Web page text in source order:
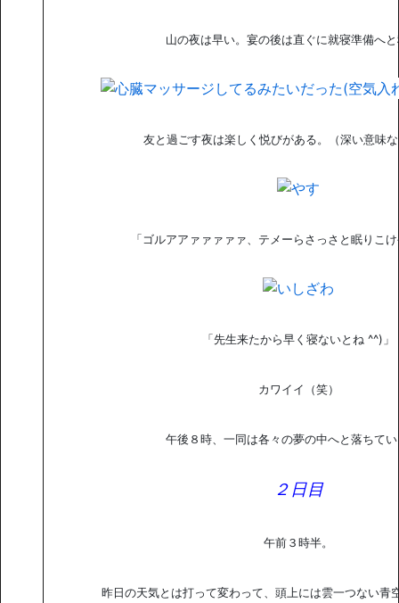
山の夜は早い。宴の後は直ぐに就寝準備へ
友と過ごす夜は楽しく悦びがある。（深い意味
「ゴルアアァァァァァ、テメーらさっさと眠りこ
「先生来たから早く寝ないとね ^^)」
カワイイ（笑）
午後８時、一同は各々の夢の中へと落ちて
２日目
午前３時半。
昨日の天気とは打って変わって、頭上には雲一つない青